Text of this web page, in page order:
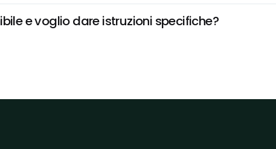
e voglio dare istruzioni specifiche?